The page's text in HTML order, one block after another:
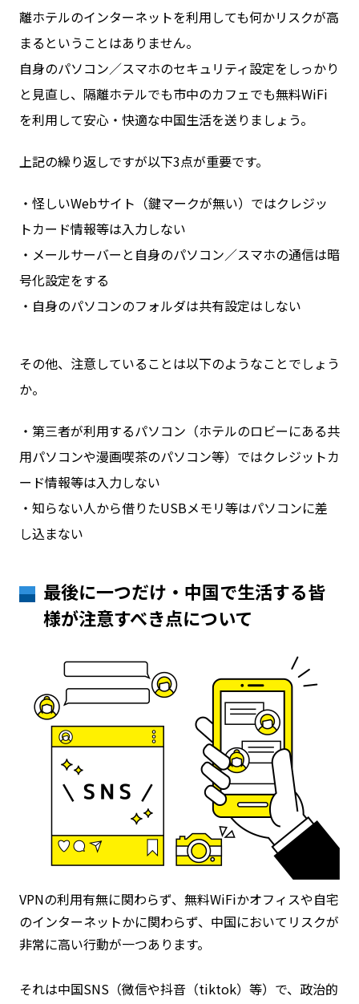
離ホテルのインターネットを利用しても何かリスクが高
まるということはありません。
自身のパソコン／スマホのセキュリティ設定をしっかり
と見直し、隔離ホテルでも市中のカフェでも無料WiFi
を利用して安心・快適な中国生活を送りましょう。
上記の繰り返しですが以下3点が重要です。
・怪しいWebサイト（鍵マークが無い）ではクレジッ
トカード情報等は入力しない
・メールサーバーと自身のパソコン／スマホの通信は暗
号化設定をする
・自身のパソコンのフォルダは共有設定はしない
その他、注意していることは以下のようなことでしょう
か。
・第三者が利用するパソコン（ホテルのロビーにある共
用パソコンや漫画喫茶のパソコン等）ではクレジットカ
ード情報等は入力しない
・知らない人から借りたUSBメモリ等はパソコンに差
し込まない
最後に一つだけ・中国で生活する皆
様が注意すべき点について
VPNの利用有無に関わらず、無料WiFiかオフィスや自宅
のインターネットかに関わらず、中国においてリスクが
非常に高い行動が一つあります。
それは中国SNS（微信や抖音（tiktok）等）で、政治的